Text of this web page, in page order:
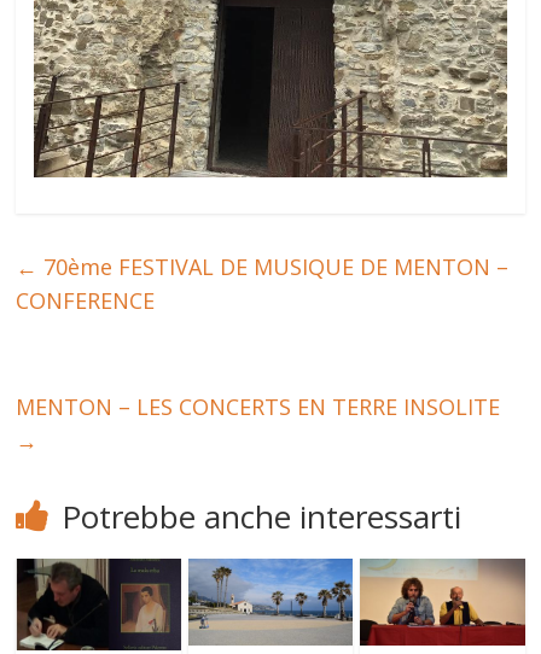
← 70ème FESTIVAL DE MUSIQUE DE MENTON –
CONFERENCE
MENTON – LES CONCERTS EN TERRE INSOLITE
→
Potrebbe anche interessarti